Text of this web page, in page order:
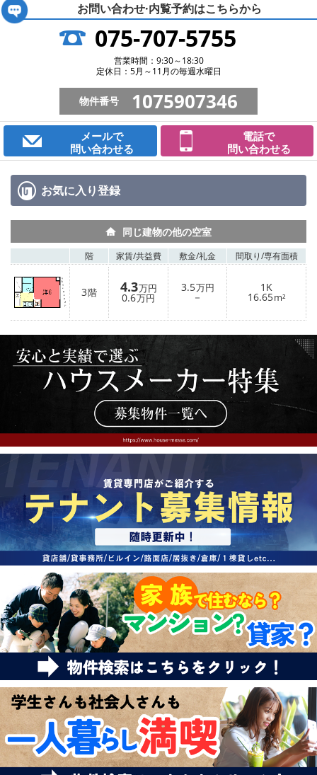
お問い合わせ·内覧予約はこちらから
075-707-5755
営業時間：9:30～18:30
定休日：5月～11月の毎週水曜日
物件番号 1075907346
メールで
問い合わせる
電話で
問い合わせる
お気に入り登録
同じ建物の他の空室
階 家賃/共益費 敷金/礼金 間取り/専有面積
3階 4.3万円
0.6万円
3.5万円
－
1K
16.65m²